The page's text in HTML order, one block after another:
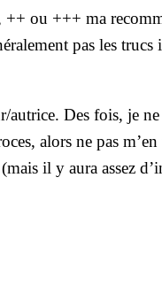
++ ou +++ ma
pas les trucs
autrice. Des fois, je
alors ne pas
il y aura assez